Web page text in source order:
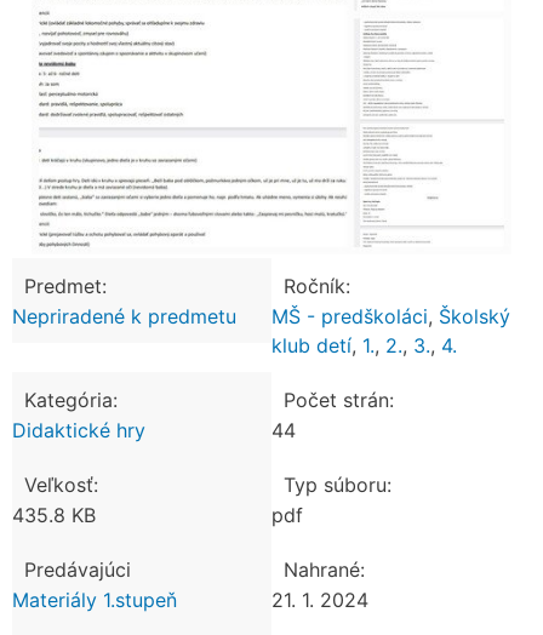
Predmet:
Nepriradené k predmetu
Ročník:
MŠ - predškoláci, Školský
klub detí, 1., 2., 3., 4.
Kategória:
Didaktické hry
Počet strán:
44
Veľkosť:
435.8 KB
Typ súboru:
pdf
Predávajúci
Materiály 1.stupeň
Nahrané:
21. 1. 2024